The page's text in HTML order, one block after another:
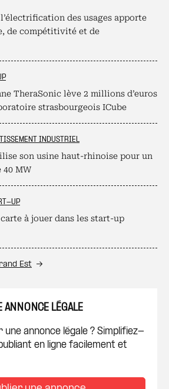
des usages apporte
de compétitivité et de
TheraSonic lève 2 millions d’euros
strasbourgeois ICube
INDUSTRIEL
son usine haut-rhinoise pour un
MW
UP
à jouer dans les start-up
Est
ANNONCE LÉGALE
une annonce légale ? Simplifiez-
en ligne facilement et